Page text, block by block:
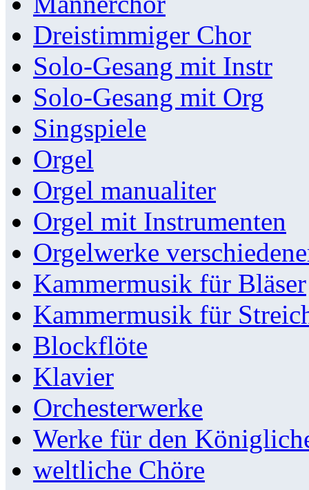
Dreistimmiger Chor
Solo-Gesang mit Instr
Solo-Gesang mit Org
Singspiele
Orgel
Orgel manualiter
Orgel mit Instrumenten
Orgelwerke
Kammermusik für Bläser
Kammermusik für
Blockflöte
Klavier
Orchesterwerke
Werke für den
weltliche Chöre